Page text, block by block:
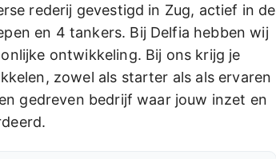
rederij gevestigd in Zug, actief in de
en 4 tankers. Bij Delfia hebben wij
ontwikkeling. Bij ons krijg je
zowel als starter als als ervaren
gedreven bedrijf waar jouw inzet en